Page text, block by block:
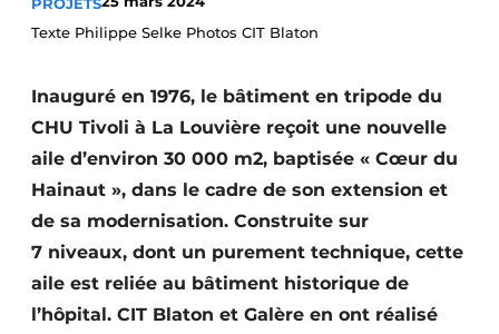
Termes et conditions
Construction bois
Contrôle d’accès
Éclairage
Fondations
Texte Philippe Selke Photos CIT Blaton
Inauguré en 1976, le bâtiment en tripode du
CHU Tivoli à La Louvière reçoit une nouvelle
aile d’environ 30 000 m2, baptisée « Cœur du
Hainaut », dans le cadre de son extension et
de sa modernisation. Construite sur
7 niveaux, dont un purement technique, cette
aile est reliée au bâtiment historique de
l’hôpital. CIT Blaton et Galère en ont réalisé